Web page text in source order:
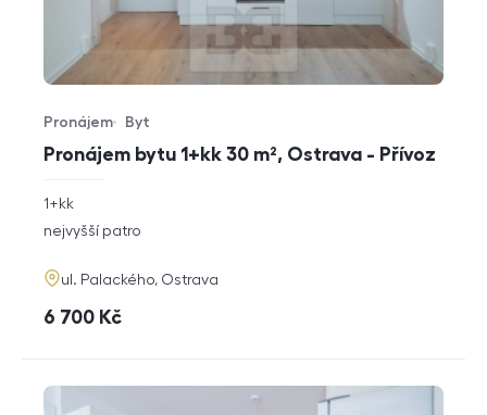
Pronájem bytu 1+kk 30 m², Ostrava - Přívoz
Typ nabídky
Pronájem
Typ nemovitosti
Byt
rozměry
dispozice
1+kk
funkce
nejvyšší patro
adresa
ul. Palackého, Ostrava
cena
6 700 Kč